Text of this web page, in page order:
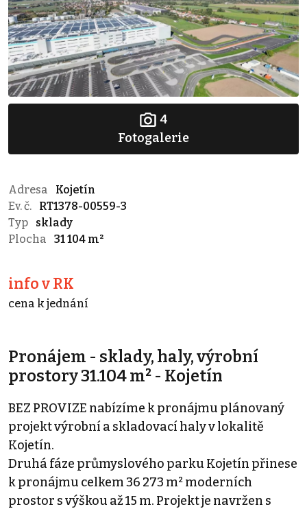
4
Fotogalerie
Adresa
Kojetín
Ev. č.
RT1378-00559-3
Typ
sklady
Plocha
31 104 m²
info v RK
cena k jednání
Pronájem - sklady, haly, výrobní
prostory 31.104 m² - Kojetín
BEZ PROVIZE nabízíme k pronájmu plánovaný
projekt výrobní a skladovací haly v lokalitě
Kojetín.
Druhá fáze průmyslového parku Kojetín přinese
k pronájmu celkem 36 273 m² moderních
prostor s výškou až 15 m. Projekt je navržen s